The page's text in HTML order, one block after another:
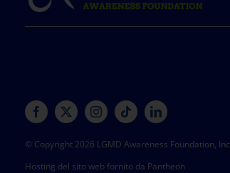
© Copyright 2026 LGMD Awareness Foundation, Inc
Hosting del sito web fornito da Pantheon